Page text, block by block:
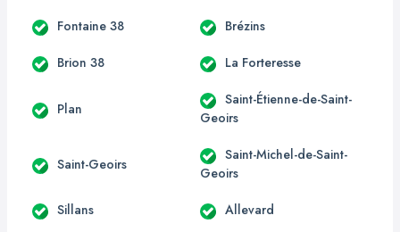
Fontaine 38 Brézins
Brion 38 La Forteresse
Plan
Saint-Étienne-de-Saint-
Geoirs
Saint-Geoirs
Saint-Michel-de-Saint-
Geoirs
Sillans Allevard